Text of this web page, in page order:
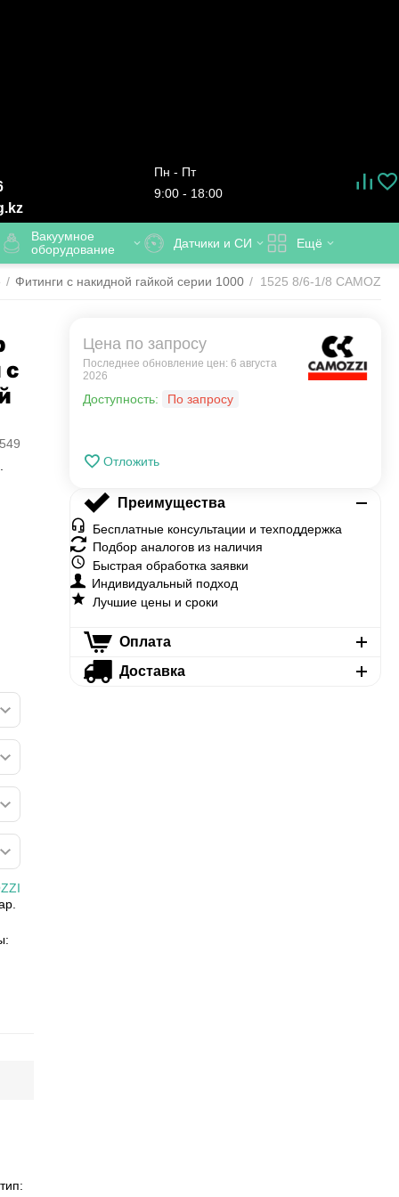
Пн - Пт
9:00 - 18:00
Вакуумное
оборудование
Датчики и СИ Ещё
/ Фитинги с накидной гайкой серии 1000 / 1525 8/6-1/8 CAMOZZI
с
Цена по запросу
Последнее обновление цен: 6 августа
2026
Доступность: По запросу
Отложить
Преимущества
Бесплатные консультации и техподдержка
Подбор аналогов из наличия
Быстрая обработка заявки
Индивидуальный подход
Лучшие цены и сроки
Оплата
Доставка